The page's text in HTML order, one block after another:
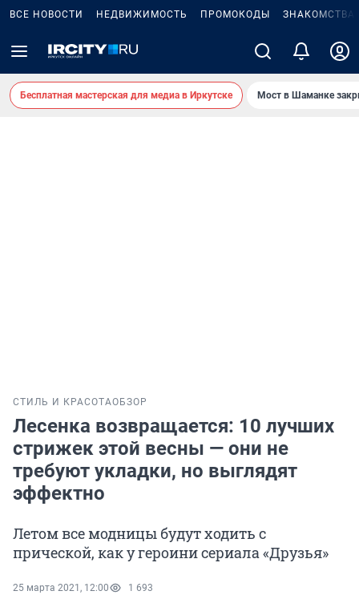
ВСЕ НОВОСТИ НЕДВИЖИМОСТЬ ПРОМОКОДЫ ЗНАКОМСТВА
Бесплатная мастерская для медиа в Иркутске Мост в Шаманке
СТИЛЬ И КРАСОТАОБЗОР
Лесенка возвращается: 10 лучших
стрижек этой весны — они не
требуют укладки, но выглядят
эффектно
Летом все модницы будут ходить с
прической, как у героини сериала «Друзья»
25 марта 2021, 12:00 1 693